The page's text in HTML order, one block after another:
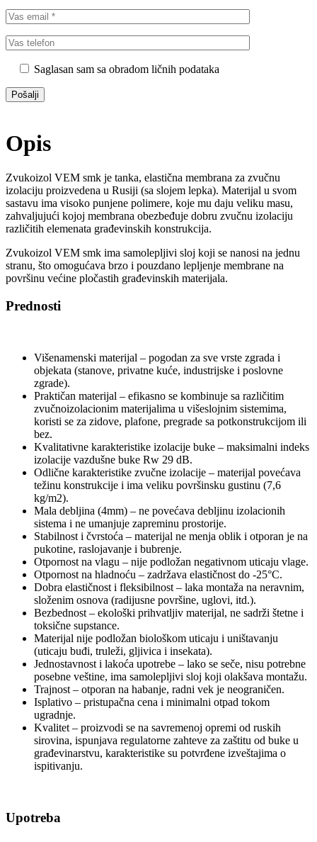
Saglasan sam sa obradom ličnih podataka
Opis
Zvukoizol VEM smk je tanka, elastična membrana za zvučnu
izolaciju proizvedena u Rusiji (sa slojem lepka). Materijal u svom
sastavu ima visoko punjene polimere, koje mu daju veliku masu,
zahvaljujući kojoj membrana obezbeđuje dobru zvučnu izolaciju
različitih elemenata građevinskih konstrukcija.
Zvukoizol VEM smk ima samolepljivi sloj koji se nanosi na jednu
stranu, što omogućava brzo i pouzdano lepljenje membrane na
površinu većine pločastih građevinskih materijala.
Prednosti
Višenamenski materijal – pogodan za sve vrste zgrada i
objekata (stanove, privatne kuće, industrijske i poslovne
zgrade).
Praktičan materijal – efikasno se kombinuje sa različitim
zvučnoizolacionim materijalima u višeslojnim sistemima,
koristi se za zidove, plafone, pregrade sa potkonstrukcijom ili
bez.
Kvalitativne karakteristike izolacije buke – maksimalni indeks
izolacije vazdušne buke Rw 29 dB.
Odlične karakteristike zvučne izolacije – materijal povećava
težinu konstrukcije i ima veliku površinsku gustinu (7,6
kg/m2).
Mala debljina (4mm) – ne povećava debljinu izolacionih
sistema i ne umanjuje zapreminu prostorije. ​​​
Stabilnost i čvrstoća – materijal ne menja oblik i otporan je na
pukotine, raslojavanje i bubrenje.
Otpornost na vlagu – nije podložan negativnom uticaju vlage.
Otpornost na hladnoću – zadržava elastičnost do -25°C.
Dobra elastičnost i fleksibilnost – laka montaža na neravnim,
složenim osnova (radijusne površine, uglovi, itd.).
Bezbednost – ekološki prihvatljiv materijal, ne sadrži štetne i
toksične supstance.
Materijal nije podložan biološkom uticaju i uništavanju
(uticaju buđi, truleži, gljivica i insekata).
Jednostavnost i lakoća upotrebe – lako se seče, nisu potrebne
posebne veštine, ima samolepljivi sloj koji olakšava montažu.
Trajnost – otporan na habanje, radni vek je neograničen.
Isplativo – pristupačna cena i minimalni otpad tokom
ugradnje.
Kvalitet – proizvodi se na savremenoj opremi od ruskih
sirovina, ispunjava regulatorne zahteve za zaštitu od buke u
građevinarstvu, karakteristike su potvrđene izveštajima o
ispitivanju.
Upotreba